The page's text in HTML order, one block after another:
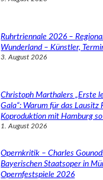
Ruhrtriennale 2026 –
Wunderland – Künstler,
3. August 2026
Christoph Marthalers „Erste
Gala“: Warum für das Lausitz
Koproduktion mit Hamburg
1. August 2026
Opernkritik – Charles
Bayerischen Staatsoper in
Opernfestspiele 2026